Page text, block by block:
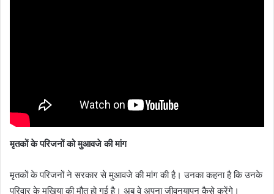
मृतकों के परिजनों को मुआवजे की मांग
मृतकों के परिजनों ने सरकार से मुआवजे की मांग की है। उनका कहना है कि उनके
परिवार के मुखिया की मौत हो गई है। अब वे अपना जीवनयापन कैसे करेंगे।